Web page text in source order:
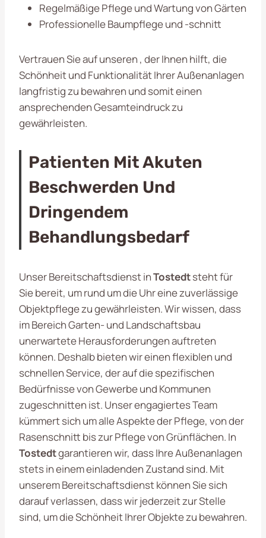
Regelmäßige Pflege und Wartung von Gärten
Professionelle Baumpflege und -schnitt
Vertrauen Sie auf unseren , der Ihnen hilft, die
Schönheit und Funktionalität Ihrer Außenanlagen
langfristig zu bewahren und somit einen
ansprechenden Gesamteindruck zu
gewährleisten.
Patienten Mit Akuten
Beschwerden Und
Dringendem
Behandlungsbedarf
Unser Bereitschaftsdienst inTostedtsteht für
Sie bereit, um rund um die Uhr eine zuverlässige
Objektpflege zu gewährleisten. Wir wissen, dass
im Bereich Garten- und Landschaftsbau
unerwartete Herausforderungen auftreten
können. Deshalb bieten wir einen flexiblen und
schnellen Service, der auf die spezifischen
Bedürfnisse von Gewerbe und Kommunen
zugeschnitten ist. Unser engagiertes Team
kümmert sich um alle Aspekte der Pflege, von der
Rasenschnitt bis zur Pflege von Grünflächen. In
Tostedtgarantieren wir, dass Ihre Außenanlagen
stets in einem einladenden Zustand sind. Mit
unserem Bereitschaftsdienst können Sie sich
darauf verlassen, dass wir jederzeit zur Stelle
sind, um die Schönheit Ihrer Objekte zu bewahren.